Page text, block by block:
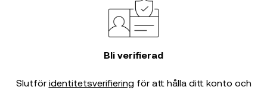
Bli verifierad
Slutför identitetsverifiering för att hålla ditt konto och